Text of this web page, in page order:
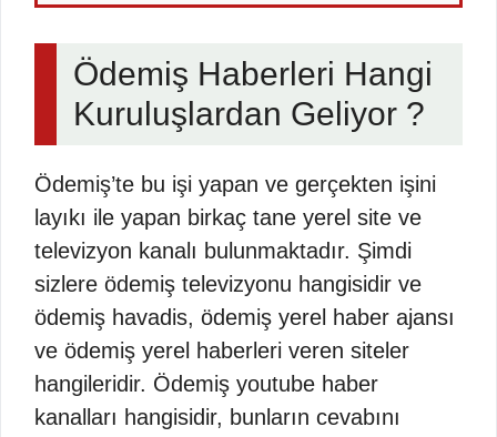
Ödemiş Haberleri Hangi
Kuruluşlardan Geliyor ?
Ödemiş’te bu işi yapan ve gerçekten işini
layıkı ile yapan birkaç tane yerel site ve
televizyon kanalı bulunmaktadır. Şimdi
sizlere ödemiş televizyonu hangisidir ve
ödemiş havadis, ödemiş yerel haber ajansı
ve ödemiş yerel haberleri veren siteler
hangileridir. Ödemiş youtube haber
kanalları hangisidir, bunların cevabını